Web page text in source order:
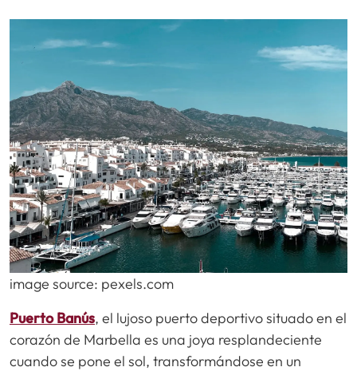
image source: pexels.com
Puerto Banús, el lujoso puerto deportivo situado en el
corazón de Marbella es una joya resplandeciente
cuando se pone el sol, transformándose en un